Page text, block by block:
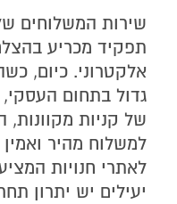
שירות המשלוחים
תפקיד מכריע
אלקטרוני. כיום,
גדול בתחום העסקי,
של קניות
למשלוח מהיר
לאתרי חנויות
יעילים יש יתרון